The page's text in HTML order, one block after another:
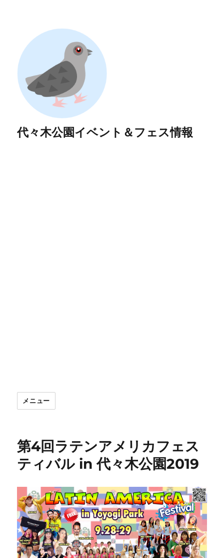
代々木公園イベント＆フェス情報
メニュー
第4回ラテンアメリカフェス
ティバル in 代々木公園2019